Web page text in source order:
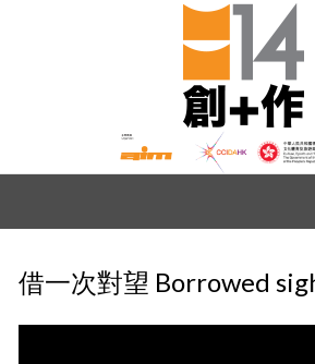
借一次對望 Borrowed